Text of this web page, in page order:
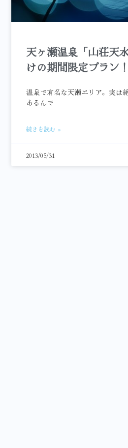
天ヶ瀬温泉「山荘天
けの期間限定プラン！
温泉で有名な天瀬エリア。実は
あるんで
続きを読む »
2013/05/31